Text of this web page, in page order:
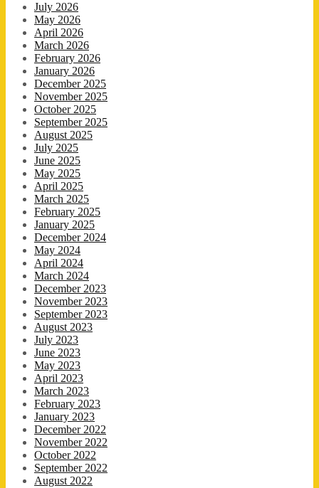
July 2026
May 2026
April 2026
March 2026
February 2026
January 2026
December 2025
November 2025
October 2025
September 2025
August 2025
July 2025
June 2025
May 2025
April 2025
March 2025
February 2025
January 2025
December 2024
May 2024
April 2024
March 2024
December 2023
November 2023
September 2023
August 2023
July 2023
June 2023
May 2023
April 2023
March 2023
February 2023
January 2023
December 2022
November 2022
October 2022
September 2022
August 2022